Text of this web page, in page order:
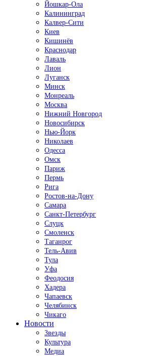
Йошкар-Ола
Калининград
Калвер-Сити
Киев
Кишинёв
Краснодар
Лаваль
Лион
Луганск
Минск
Монреаль
Москва
Нижний Новгород
Новосибирск
Нью-Йорк
Николаев
Одесса
Омск
Париж
Пермь
Рига
Ростов-на-Дону
Самара
Санкт-Петербург
Слуцк
Смоленск
Таганрог
Тель-Авив
Тула
Уфа
Феодосия
Хадера
Чапаевск
Челябинск
Чикаго
Новости
Звезды
Культура
Медиа